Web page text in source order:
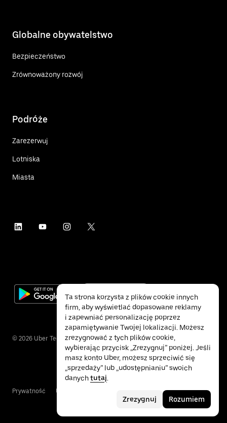
Globalne obywatelstwo
Bezpieczeństwo
Zrównoważony rozwój
Podróże
Zarezerwuj
Lotniska
Miasta
© 2026 Uber Technologies Inc.
Prywatność Ułatwienia dostępu
Ta strona korzysta z plików cookie innych
firm, aby wyświetlać dopasowane reklamy
i zapewniać personalizację poprzez
zapamiętywanie Twojej lokalizacji. Możesz
zrezygnować z tych plików cookie,
wybierając przycisk „Zrezygnuj” poniżej. Jeśli
masz konto Uber, możesz sprzeciwić się
„sprzedaży” lub „udostępnianiu” swoich
danychtutaj.
Zrezygnuj Rozumiem